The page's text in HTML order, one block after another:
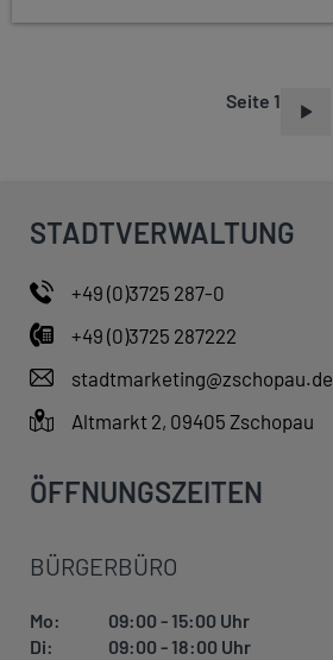
Seite 1
STADTVERWALTUNG
+49 (0)3725 287-0
+49 (0)3725 287222
stadtmarketing@zschopau.de
Altmarkt 2, 09405 Zschopau
ÖFFNUNGSZEITEN
BÜRGERBÜRO
Mo:
09:00 - 15:00 Uhr
Di:
09:00 - 18:00 Uhr